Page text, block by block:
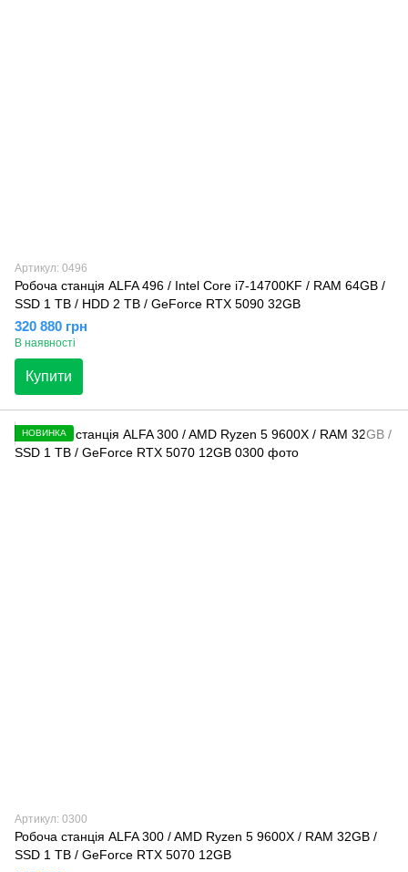
Артикул: 0496
Робоча станція ALFA 496 / Intel Core i7-14700KF / RAM 64GB /
SSD 1 TB / HDD 2 TB / GeForce RTX 5090 32GB
320 880 грн
В наявності
Купити
НОВИНКА
Артикул: 0300
Робоча станція ALFA 300 / AMD Ryzen 5 9600X / RAM 32GB /
SSD 1 TB / GeForce RTX 5070 12GB